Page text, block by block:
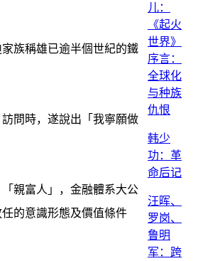
族稱雄已逾半個世紀的鐵
問時，遂說出「我寧願做
親富人」，金融體系大公
的意識形態及價值條件
儿：
《起火
世界》
序言：
全球化
与种族
仇恨
韩少
功：革
命后记
汪晖、
罗岗、
鲁明
军：跨